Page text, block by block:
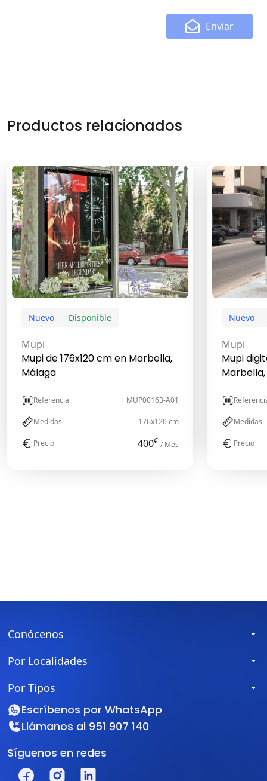
Enviar
Productos relacionados
Nuevo Disponible
Mupi
Mupi de 176x120 cm en Marbella,
Málaga
Referencia MUP00163-A01
Medidas 176x120 cm
Precio 400€ / Mes
Nuevo
Mupi
Mupi
Medidas
Precio
Conócenos
Por Localidades
Por Tipos
Escríbenos por WhatsApp
Llámanos al 951 907 140
Síguenos en redes